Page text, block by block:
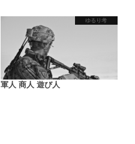
ゆるり考
軍人 商人 遊び人